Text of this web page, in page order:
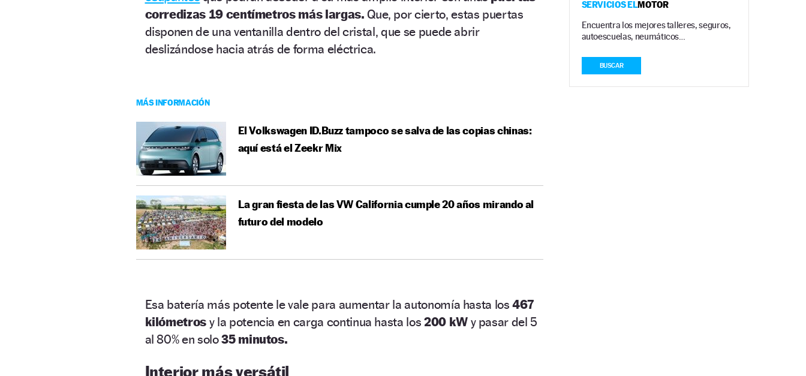
corredizas 19 centímetros más largas. Que, por cierto, estas puertas
disponen de una ventanilla dentro del cristal, que se puede abrir
deslizándose hacia atrás de forma eléctrica.
MÁS INFORMACIÓN
El Volkswagen ID.Buzz tampoco se salva de las copias chinas:
aquí está el Zeekr Mix
La gran fiesta de las VW California cumple 20 años mirando al
futuro del modelo
Esa batería más potente le vale para aumentar la autonomía hasta los467
kilómetros y la potencia en carga continua hasta los 200 kWy pasar del 5
al 80% en solo35 minutos.
Interior más versátil
SERVICIOS ELMOTOR
Encuentra los mejores talleres, seguros,
autoescuelas, neumáticos…
BUSCAR